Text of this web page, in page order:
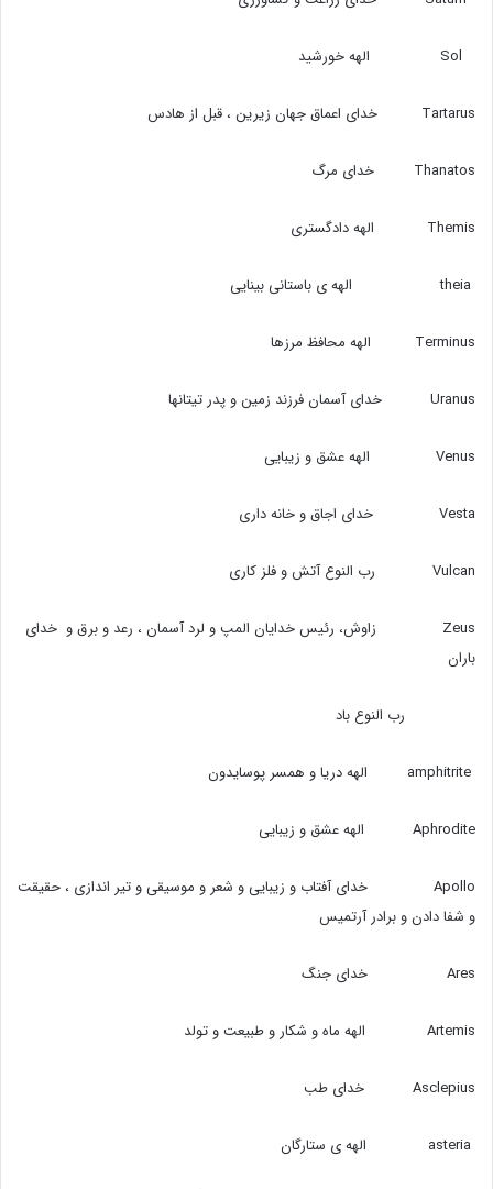
Tartarus خدای اعماق جهان زیرین ، قبل از هادس
Thanatos خدای مرگ
Themis الهه دادگستری
Terminus الهه محافظ مرزها
Uranus خدای آسمان فرزند زمین و پدر تیتانها
Venus الهه عشق و زیبایی
Vesta خدای اجاق و خانه داری
Vulcan رب النوع آتش و فلز کاری
Zeus زاوش،‌ رئیس خدایان المپ و لرد آسمان ، رعد و برق و خدای
باران
رب النوع باد
Aphrodite الهه عشق و زیبایی
Apollo خدای آفتاب و زیبایی و شعر و موسیقی و تیر اندازی ، حقیقت
و شفا دادن و برادر آرتمیس
Ares خدای جنگ
Artemis الهه ماه و شکار و طبیعت و تولد
Asclepius خدای طب